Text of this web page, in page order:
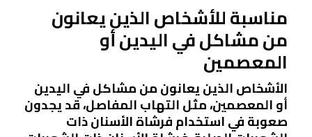
مناسبة للأشخاص الذين يعانون
من مشاكل في اليدين أو
المعصمين
الأشخاص الذين يعانون من مشاكل في اليدين
أو المعصمين، مثل التهاب المفاصل، قد يجدون
صعوبة في استخدام فرشاة الأسنان ذات